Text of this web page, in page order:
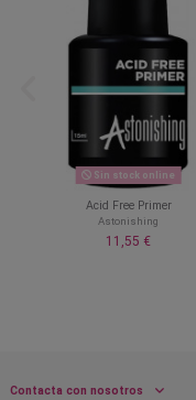
Sin stock online
Acid Free Primer
Astonishing
11,55 €
Contacta con nosotros